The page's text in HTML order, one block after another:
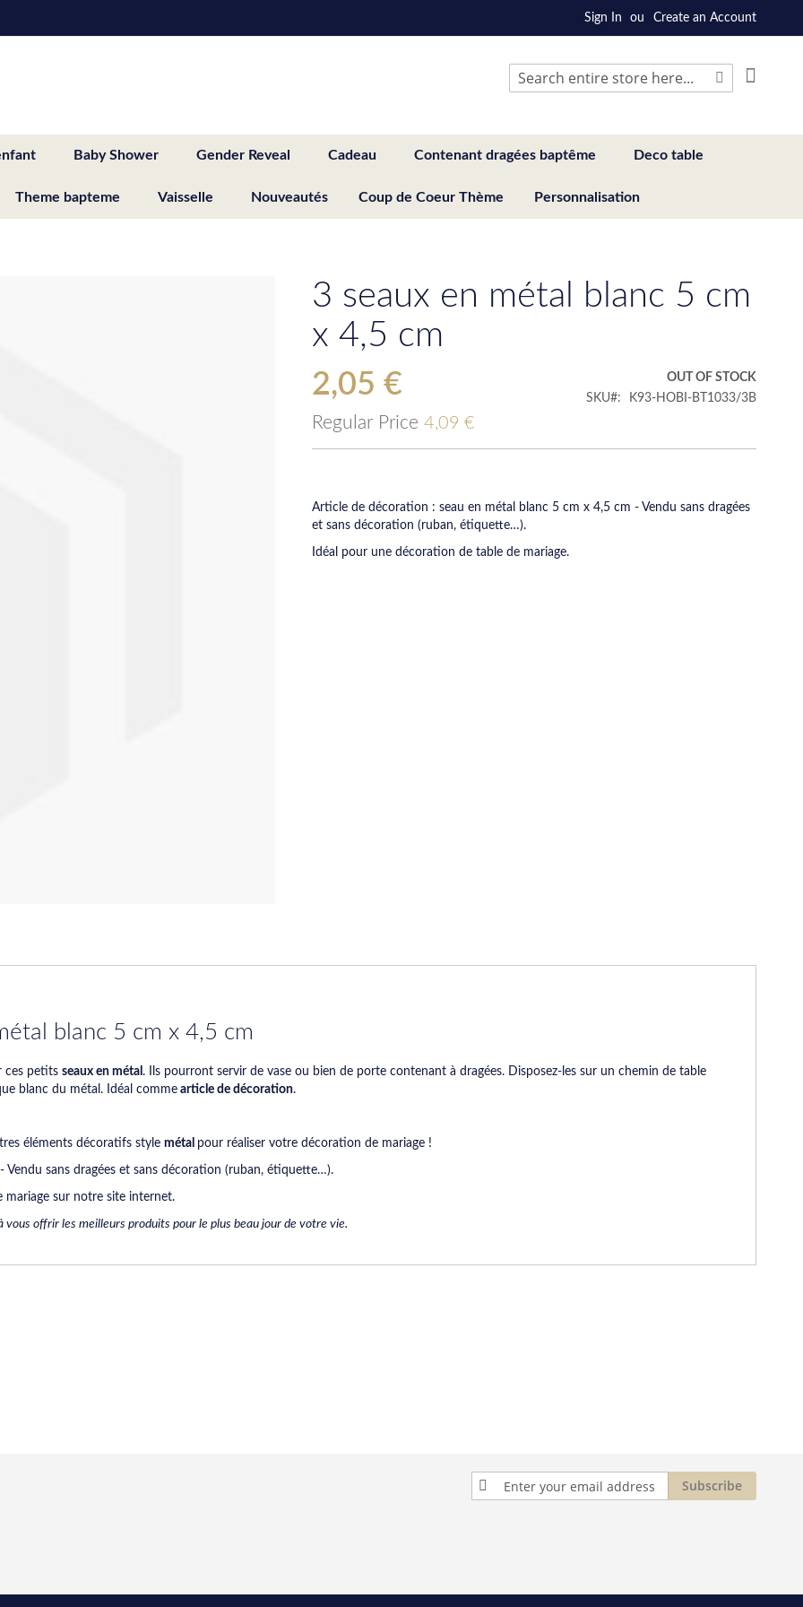
Sign In Create an Account
Search
Baby Shower Gender Reveal Cadeau Contenant dragées baptême Deco table
Theme bapteme Vaisselle Nouveautés Coup de Coeur Thème Personnalisation
3 seaux en métal blanc 5 cm
x 4,5 cm
Special
2,05 €
Regular Price 4,09 €
OUT OF STOCK
SKU
K93-HOBI-BT1033/3B
Article de décoration : seau en métal blanc 5 cm x 4,5 cm - Vendu sans dragées
et sans décoration (ruban, étiquette…).
Idéal pour une décoration de table de mariage.
blanc 5 cm x 4,5 cm
ces petits seaux en métal . Ils pourront servir de vase ou bien de porte contenant à dragées. Disposez-les sur un chemin de table
blanc du métal. Idéal comme article de décoration.
éléments décoratifs style métal pour réaliser votre décoration de mariage !
sans dragées et sans décoration (ruban, étiquette…).
mariage sur notre site internet.
offrir les meilleurs produits pour le plus beau jour de votre vie.
Sign
Up
Subscribe